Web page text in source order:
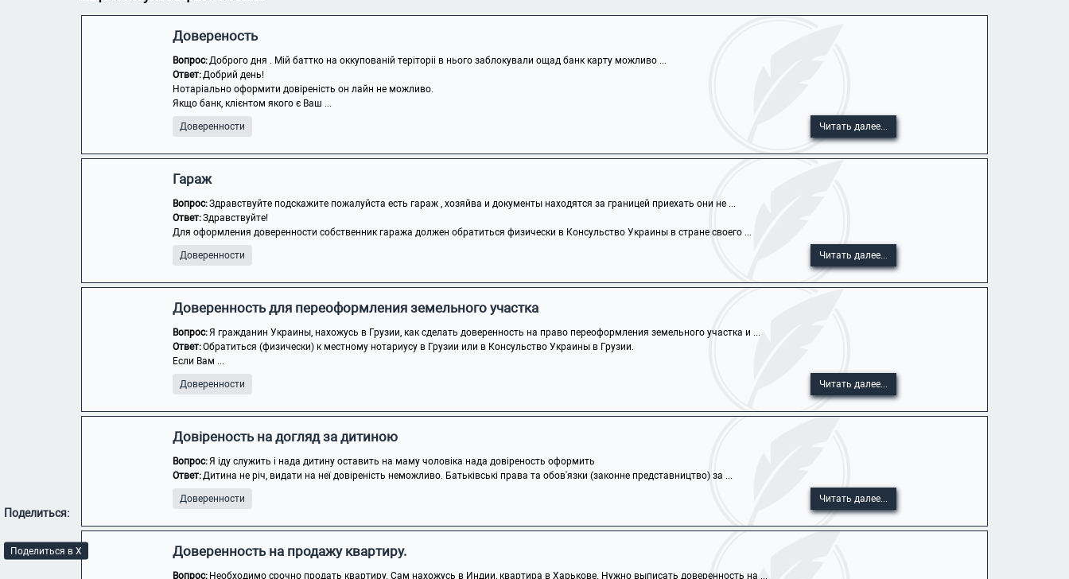
Поделиться:
Поделиться в X
Довереность
Вопрос:Доброго дня . Мій баттко на оккупованій теріторіі в нього заблокували ощад банк карту можливо ...
Ответ:Добрий день!
Нотаріально оформити довіреність он лайн не можливо.
Якщо банк, клієнтом якого є Ваш ...
Доверенности Читать далее...
Гараж
Вопрос:Здравствуйте подскажите пожалуйста есть гараж , хозяйва и документы находятся за границей приехать они не ...
Ответ:Здравствуйте!
Для оформления доверенности собственник гаража должен обратиться физически в Консульство Украины в стране своего ...
Доверенности Читать далее...
Доверенность для переоформления земельного участка
Вопрос:Я гражданин Украины, нахожусь в Грузии, как сделать доверенность на право переоформления земельного участка и ...
Ответ:Обратиться (физически) к местному нотариусу в Грузии или в Консульство Украины в Грузии.
Если Вам ...
Доверенности Читать далее...
Довіреность на догляд за дитиною
Вопрос:Я іду служить і нада дитину оставить на маму чоловіка нада довіреность оформить
Ответ:Дитина не річ, видати на неї довіреність неможливо. Батьківські права та обов'язки (законне представництво) за ...
Доверенности Читать далее...
Доверенность на продажу квартиру.
Вопрос: Необходимо срочно продать квартиру. Сам нахожусь в Индии, квартира в Харькове. Нужно выписать доверенность на ...